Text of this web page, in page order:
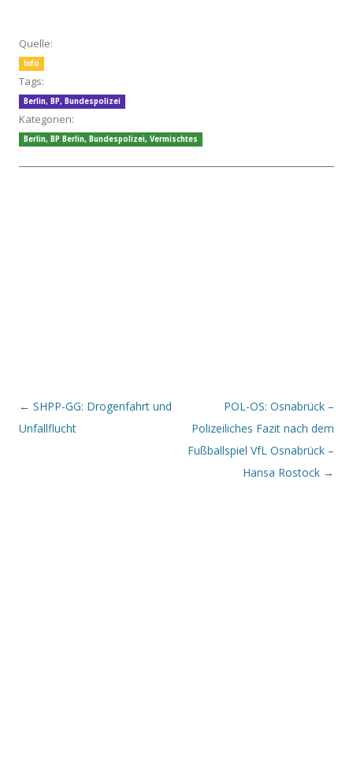
Quelle:
Info
Tags:
Berlin, BP, Bundespolizei
Kategorien:
Berlin, BP Berlin, Bundespolizei, Vermischtes
Beitrags-Navigation
← SHPP-GG: Drogenfahrt und
Unfallflucht
POL-OS: Osnabrück –
Polizeiliches Fazit nach dem
Fußballspiel VfL Osnabrück –
Hansa Rostock →